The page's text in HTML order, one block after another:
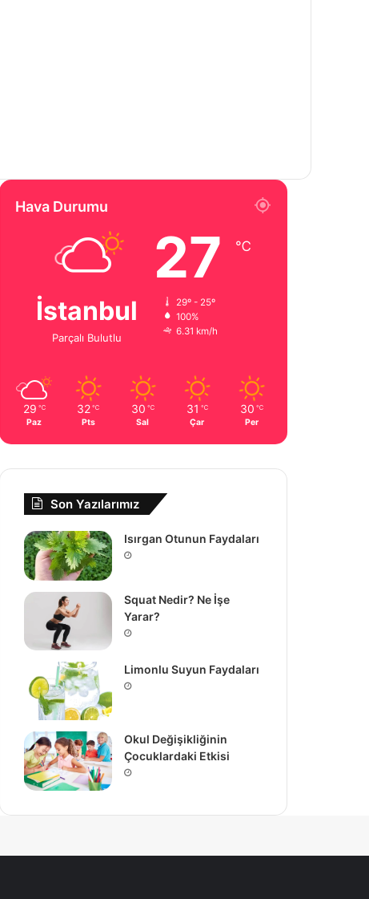
Hava Durumu
İstanbul
Parçalı Bulutlu
27 ℃
29º - 25º
100%
6.31 km/h
29 ℃
Paz
32 ℃
Pts
30 ℃
Sal
31 ℃
Çar
30 ℃
Per
Son Yazılarımız
Isırgan Otunun Faydaları
Squat Nedir? Ne İşe
Yarar?
Limonlu Suyun Faydaları
Okul Değişikliğinin
Çocuklardaki Etkisi